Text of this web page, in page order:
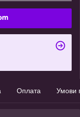
Оплата Умови